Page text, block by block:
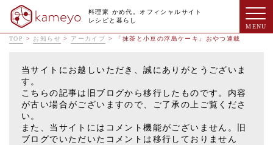
料理家 かめ代。オフィシャルサイト
レシピと暮らし
TOP > お知らせ > アーカイブ > 「抹茶と小豆の浮島ケーキ」おやつ連載
当サイトにお越しいただき、誠にありがとうございま
す。
こちらの記事は旧ブログから移行したものです。内容
が古い場合がございますので、ご了承の上ご覧くださ
い。
また、当サイトにはコメント機能がございません。旧
ブログでいただいたコメントは移行しておりません